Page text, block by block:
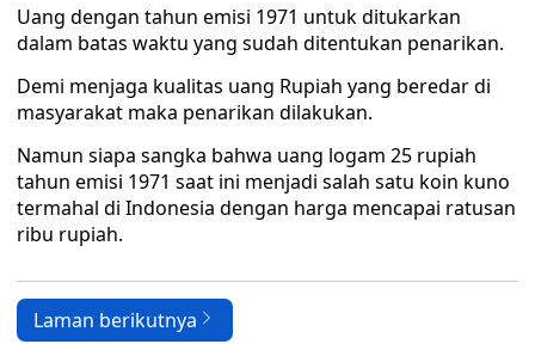
Uang dengan tahun emisi 1971 untuk ditukarkan
dalam batas waktu yang sudah ditentukan penarikan.
Demi menjaga kualitas uang Rupiah yang beredar di
masyarakat maka penarikan dilakukan.
Namun siapa sangka bahwa uang logam 25 rupiah
tahun emisi 1971 saat ini menjadi salah satu koin kuno
termahal di Indonesia dengan harga mencapai ratusan
ribu rupiah.
Laman berikutnya